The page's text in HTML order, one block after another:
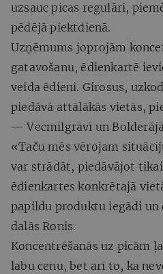
uzsauc picas regulāri,
pēdējā piektdienā.
Uzņēmums joprojām
gatavošanu, ēdienkartē
veida ēdieni. Girosus,
piedāvā attālākās vietās,
— Vecmīlgrāvī un
«Taču mēs vērojam
var strādāt, piedāvājot
ēdienkartes konkrētajā
papildu produktu iegādi
dalās Ronis.
Koncentrēšanās uz picām
labu cenu, bet arī to, ka